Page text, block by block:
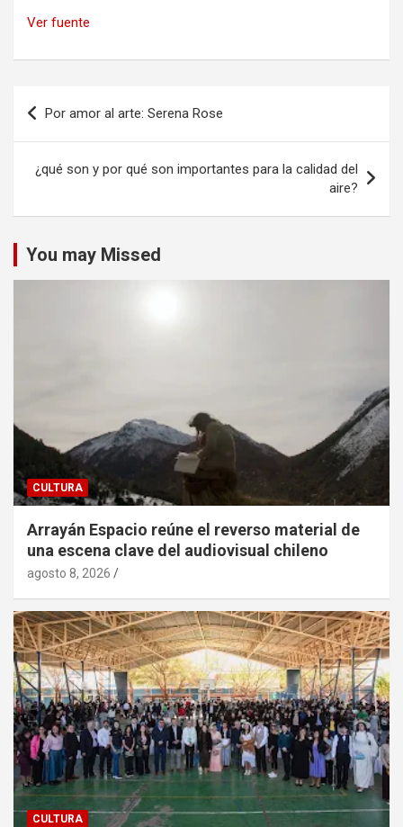
Ver fuente
Navegación
de
entradas
Por amor al arte: Serena Rose
¿qué son y por qué son importantes para la calidad del
aire?
You may Missed
CULTURA
Arrayán Espacio reúne el reverso material de
una escena clave del audiovisual chileno
agosto 8, 2026
CULTURA